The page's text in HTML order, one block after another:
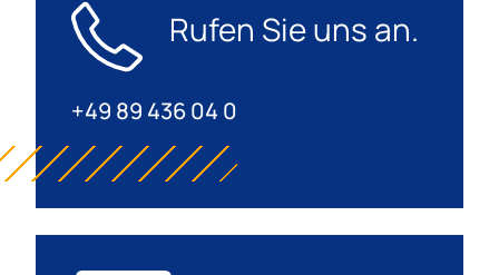
Rufen Sie uns an.
+49 89 436 04 0